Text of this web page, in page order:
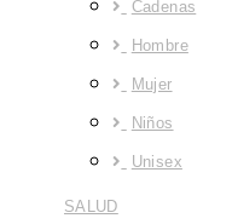
Cadenas
Hombre
Mujer
Niños
Unisex
SALUD